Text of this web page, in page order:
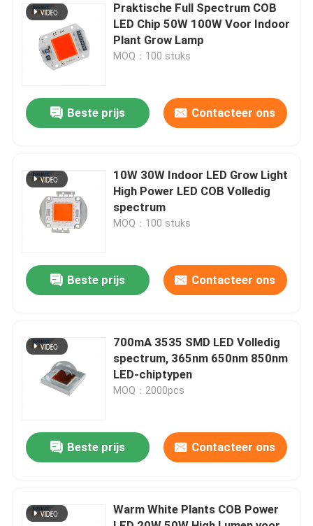
Thuis
Videos
Over ons
Fabrieksreis
Kwaliteitscontrole
Contacteer ons
Alle Gevallen
Praktische Full Spectrum COB
LED Chip 50W 100W Voor Indoor
Plant Grow Lamp
MOQ：100 stuks
Beste prijs Contacteer ons
10W 30W Indoor LED Grow Light
High Power LED COB Volledig
spectrum
MOQ：100 stuks
Beste prijs Contacteer ons
700mA 3535 SMD LED Volledig
spectrum, 365nm 650nm 850nm
LED-chiptypen
MOQ：2000pcs
Beste prijs Contacteer ons
Warm White Plants COB Power